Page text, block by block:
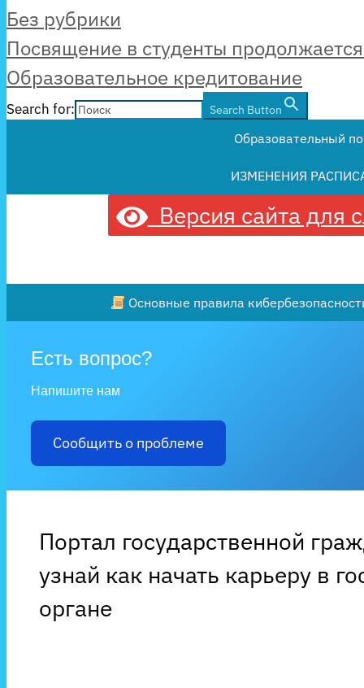
Рубрики
Без рубрики
Посвящение в студенты
Образовательное кредитование
Search for: Search Button
Образовательный
ИЗМЕНЕНИЯ
Версия сайта для
Основные правила
Есть вопрос?
Напишите нам
Сообщить о проблеме
Портал государственной
узнай как начать карьеру в
органе